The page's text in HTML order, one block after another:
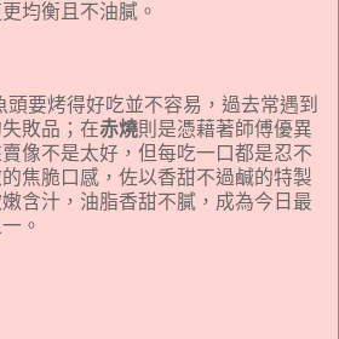
均衡且不油膩。
頭要烤得好吃並不容易，過去常遇到
敗品；在赤燒則是憑藉著師傅優異
像不是太好，但每吃一口都是忍不
焦脆口感，佐以香甜不過鹹的特製
含汁，油脂香甜不膩，成為今日最
。